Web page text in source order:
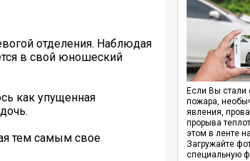
отделения. Наблюдая
в свой юношеский
как упущенная
тем самым свое
Если Вы стали
пожара,
явления,
прорыва
этом в ленте
Загружайте
специальную